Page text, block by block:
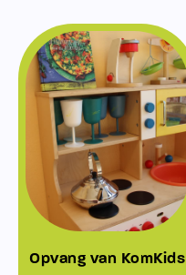
Opvang van KomKids